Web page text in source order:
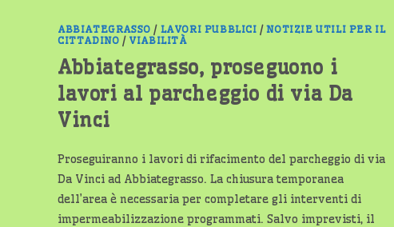
ABBIATEGRASSO / LAVORI PUBBLICI /NOTIZIE UTILI PER IL
CITTADINO / VIABILITÀ
Abbiategrasso, proseguono i
lavori al parcheggio di via Da
Vinci
Proseguiranno i lavori di rifacimento del parcheggio di via
Da Vinci ad Abbiategrasso. La chiusura temporanea
dell’area è necessaria per completare gli interventi di
impermeabilizzazione programmati. Salvo imprevisti, il